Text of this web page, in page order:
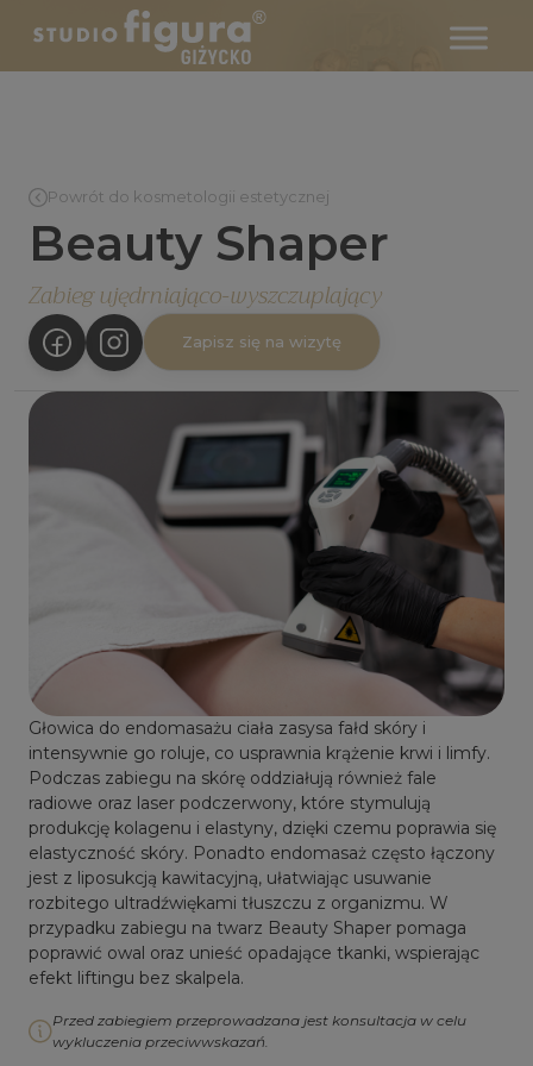
Powrót do kosmetologii estetycznej
Beauty Shaper
Zabieg ujędrniająco-wyszczuplający
Zapisz się na wizytę
Głowica do endomasażu ciała zasysa fałd skóry i
intensywnie go roluje, co usprawnia krążenie krwi i limfy.
Podczas zabiegu na skórę oddziałują również fale
radiowe oraz laser podczerwony, które stymulują
produkcję kolagenu i elastyny, dzięki czemu poprawia się
elastyczność skóry. Ponadto endomasaż często łączony
jest z liposukcją kawitacyjną, ułatwiając usuwanie
rozbitego ultradźwiękami tłuszczu z organizmu. W
przypadku zabiegu na twarz Beauty Shaper pomaga
poprawić owal oraz unieść opadające tkanki, wspierając
efekt liftingu bez skalpela.
Przed zabiegiem przeprowadzana jest konsultacja w celu
wykluczenia przeciwwskazań.